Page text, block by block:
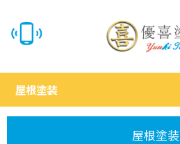
屋根塗装
屋根塗装